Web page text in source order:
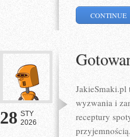
CONTINUE
28 STY
2026
JakieSmaki.pl
wyzwania i
receptury